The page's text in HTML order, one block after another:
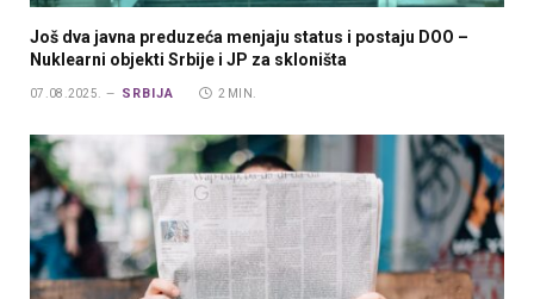
Još dva javna preduzeća menjaju status i postaju DOO –
Nuklearni objekti Srbije i JP za skloništa
07.08.2025. SRBIJA 2 MIN.